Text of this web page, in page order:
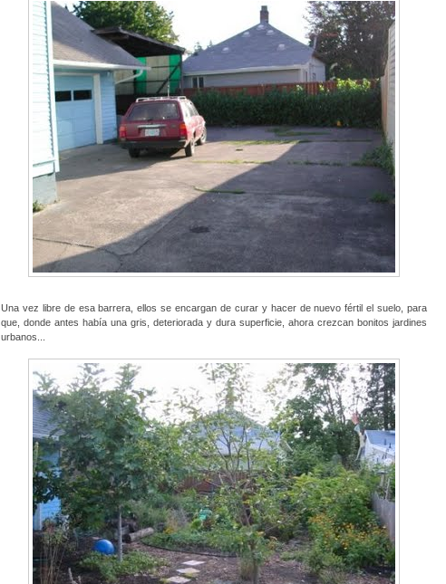
Una vez libre de esa barrera, ellos se encargan de curar y hacer de nuevo fértil el suelo, para
que, donde antes había una gris, deteriorada y dura superficie, ahora crezcan bonitos jardines
urbanos...